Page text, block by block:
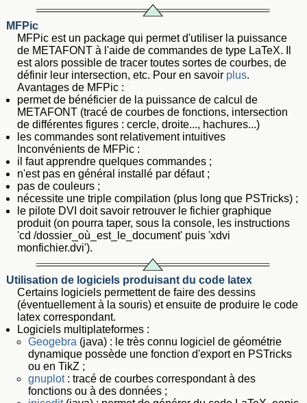
MFPic
MFPic est un package qui permet d'utiliser la puissance
de METAFONT à l'aide de commandes de type LaTeX. Il
est alors possible de tracer toutes sortes de courbes, de
définir leur intersection, etc. Pour en savoir plus.
Avantages de MFPic :
permet de bénéficier de la puissance de calcul de
METAFONT (tracé de courbes de fonctions, intersection
de différentes figures : cercle, droite..., hachures...)
les commandes sont relativement intuitives
Inconvénients de MFPic :
il faut apprendre quelques commandes ;
n'est pas en général installé par défaut ;
pas de couleurs ;
nécessite une triple compilation (plus long que PSTricks) ;
le pilote DVI doit savoir retrouver le fichier graphique
produit (on pourra taper, sous la console, les instructions
'cd /dossier_où_est_le_document' puis 'xdvi
monfichier.dvi').
Utilisation de logiciels produisant du code latex
Certains logiciels permettent de faire des dessins
(éventuellement à la souris) et ensuite de produire le code
latex correspondant.
Logiciels multiplateformes :
Geogebra (java) : le très connu logiciel de géométrie
dynamique possède une fonction d'export en PSTricks
ou en TikZ ;
gnuplot: tracé de courbes correspondant à des
fonctions ou à des données ;